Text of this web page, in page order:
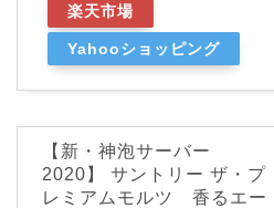
楽天市場
Yahooショッピング
【新・神泡サーバー
2020】 サントリー ザ・プ
レミアムモルツ 香るエー